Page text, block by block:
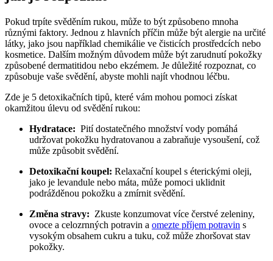
Pokud trpíte⁤ svěděním⁢ rukou, může to ⁢být způsobeno mnoha​
různými ⁢faktory. Jednou z hlavních příčin může být ‍alergie​ na určité⁤
látky, jako jsou⁤ například chemikálie ve čisticích ⁤prostředcích nebo
kosmetice. Dalším možným důvodem ⁣může⁤ být zarudnutí pokožky⁣
způsobené dermatitidou ‌nebo ekzémem. Je důležité rozpoznat, co‍
způsobuje vaše svědění, abyste mohli najít vhodnou léčbu.
Zde je 5 detoxikačních tipů, které vám mohou pomoci získat‌
okamžitou úlevu od svědění rukou:
Hydratace: ⁣ Pití‌ dostatečného množství vody pomáhá
udržovat pokožku⁤ hydratovanou a zabraňuje⁣ vysoušení,⁤ což
může způsobit ⁢svědění.
Detoxikační koupel: Relaxační ‌koupel s éterickými oleji,
jako je levandule nebo máta, může pomoci⁣ uklidnit
podrážděnou pokožku‌ a⁢ zmírnit svědění.
Změna stravy: ⁣ Zkuste konzumovat‍ více čerstvé zeleniny,
ovoce​ a celozrnných potravin a⁢ omezte příjem potravin s
vysokým obsahem⁣ cukru⁣ a tuku, což může zhoršovat stav
pokožky.